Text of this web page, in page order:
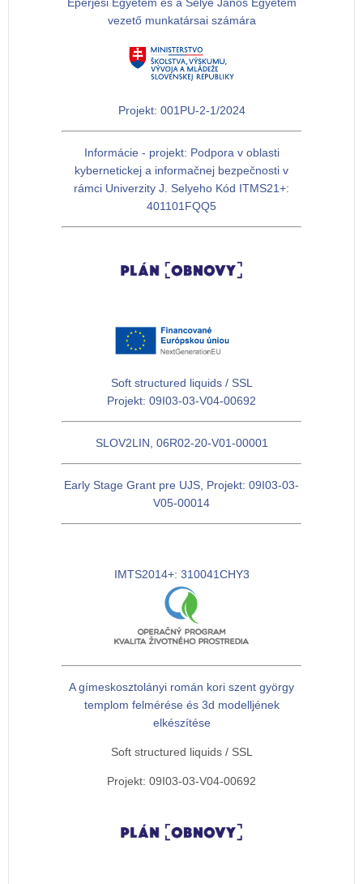
Eperjesi Egyetem és a Selye János Egyetem
vezető munkatársai számára
Projekt: 001PU-2-1/2024
Informácie - projekt: Podpora v oblasti
kybernetickej a informačnej bezpečnosti v
rámci Univerzity J. Selyeho Kód ITMS21+:
401101FQQ5
Soft structured liquids / SSL
Projekt: 09I03-03-V04-00692
SLOV2LIN, 06R02-20-V01-00001
Early Stage Grant pre UJS, Projekt: 09I03-03-
V05-00014
IMTS2014+: 310041CHY3
A gímeskosztolányi román kori szent györgy
templom felmérése és 3d modelljének
elkészítése
Soft structured liquids / SSL
Projekt: 09I03-03-V04-00692